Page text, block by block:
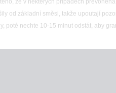
že v některých případech
od základní směsi, takže upoutají
poté nechte 10-15 minut odstát, aby